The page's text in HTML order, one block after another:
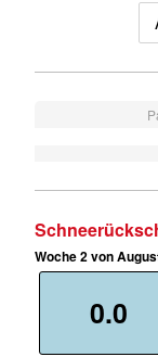
Woche 2 von
0.0